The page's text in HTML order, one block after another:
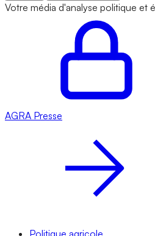
Votre média d'analyse politique et
AGRA Presse
Politique agricole